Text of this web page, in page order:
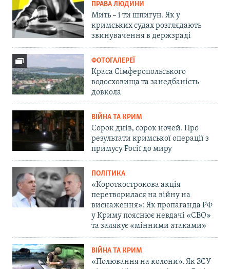
ПРАВА ЛЮДИНИ
Мить – і ти шпигун. Як у
кримських судах розглядають
звинувачення в держзраді
ФОТОГАЛЕРЕЇ
Краса Сімферопольського
водосховища та занедбаність
довкола
ВІЙНА ТА КРИМ
Сорок днів, сорок ночей. Про
результати кримської операції з
примусу Росії до миру
ПОЛІТИКА
«Короткострокова акція
перетворилася на війну на
виснаження»: Як пропаганда РФ
у Криму пояснює невдачі «СВО»
та залякує «мінними атаками»
ВІЙНА ТА КРИМ
«Полювання на колони». Як ЗСУ